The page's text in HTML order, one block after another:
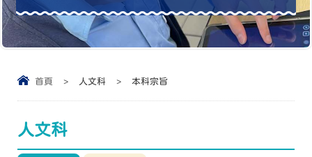
首頁 > 人文科 > 本科宗旨
人文科